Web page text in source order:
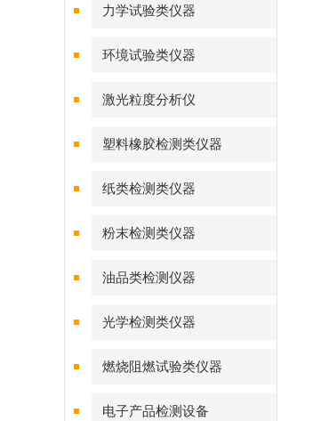
力学试验类仪器
环境试验类仪器
激光粒度分析仪
塑料橡胶检测类仪器
纸类检测类仪器
粉末检测类仪器
油品类检测仪器
光学检测类仪器
燃烧阻燃试验类仪器
电子产品检测设备